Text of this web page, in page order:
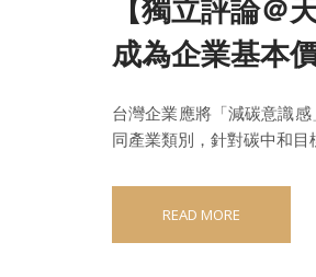
【獨立評論＠
成為企業基本
台灣企業應將「減碳意識
同產業類別，針對碳中和目
READ MORE